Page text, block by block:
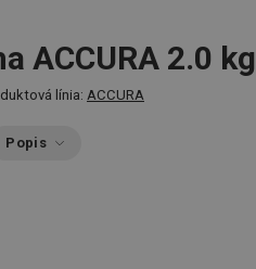
ACCURA 2.0 kg
línia: ACCURA
Popis